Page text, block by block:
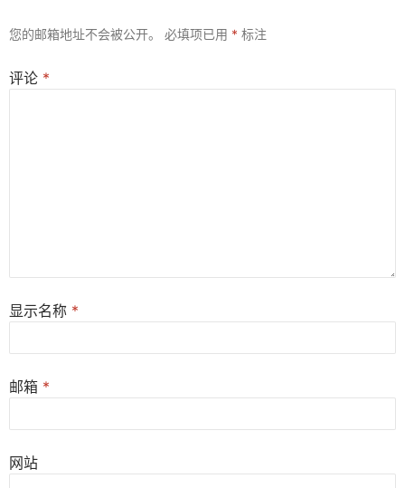
您的邮箱地址不会被公开。 必填项已用 * 标注
评论 *
显示名称 *
邮箱 *
网站